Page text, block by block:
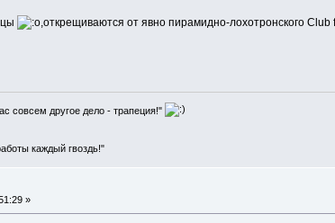
,открещиваются от явно пирамидно-лохотронского
совсем другое дело - трапеция!"
каждый гвоздь!"
»